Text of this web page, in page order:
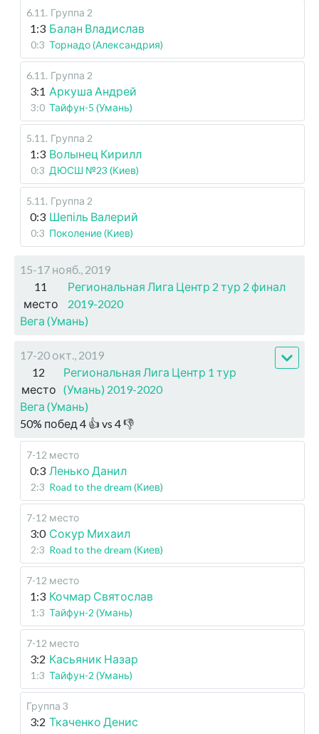
6.11 . Группа 2
1:3 Балан Владислав
0:3 Торнадо (Александрия)
6.11 . Группа 2
3:1 Аркуша Андрей
3:0 Тайфун-5 (Умань)
5.11 . Группа 2
1:3 Волынец Кирилл
0:3 ДЮСШ №23 (Киев)
5.11 . Группа 2
0:3 Шепіль Валерий
0:3 Поколение (Киев)
15-17 нояб., 2019
11
место
Региональная Лига Центр 2 тур 2 финал
2019-2020
Вега (Умань)
17-20 окт., 2019
12
место
Региональная Лига Центр 1 тур
(Умань) 2019-2020
Вега (Умань)
50% побед 4 👍 vs 4👎
7-12 место
0:3 Ленько Данил
2:3 Road to the dream (Киев)
7-12 место
3:0 Сокур Михаил
2:3 Road to the dream (Киев)
7-12 место
1:3 Кочмар Святослав
1:3 Тайфун-2 (Умань)
7-12 место
3:2 Касьяник Назар
1:3 Тайфун-2 (Умань)
Группа 3
3:2 Ткаченко Денис